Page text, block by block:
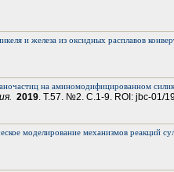
и железа из оксидных расплавов
на аминомодифицированном
2019. Т.57. №2. С.1-9. ROI: jbc-01/
моделирование механизмов реакций